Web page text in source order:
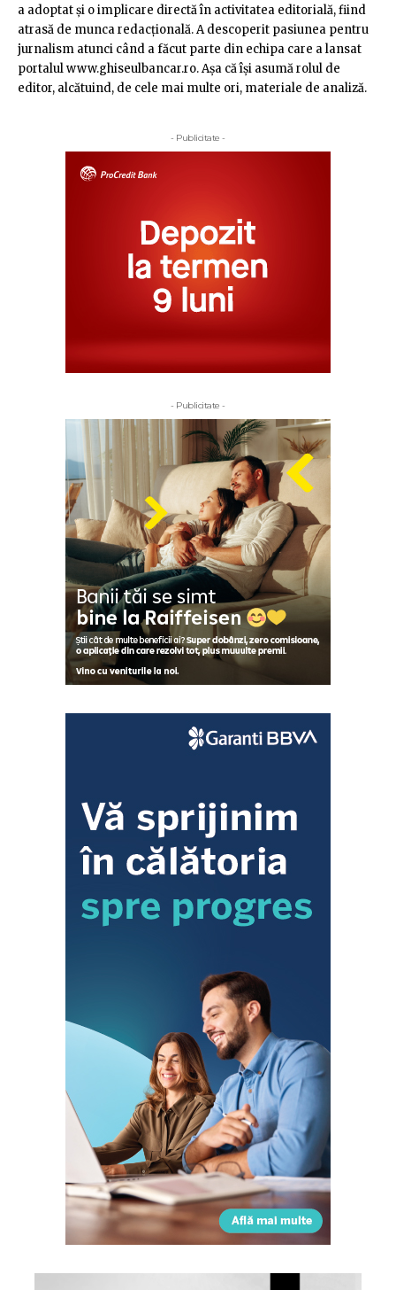
a adoptat şi o implicare directă în activitatea editorială, fiind
atrasă de munca redacţională. A descoperit pasiunea pentru
jurnalism atunci când a făcut parte din echipa care a lansat
portalul www.ghiseulbancar.ro. Așa că îşi asumă rolul de
editor, alcătuind, de cele mai multe ori, materiale de analiză.
- Publicitate -
- Publicitate -